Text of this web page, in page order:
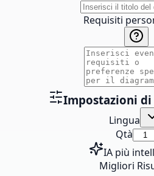
Requisiti
Impostazioni di
Lingua
Qtà
IA più
Migliori